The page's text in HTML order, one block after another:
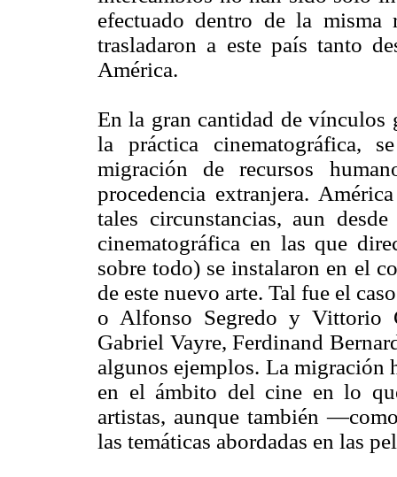
efectuado dentro de la misma
trasladaron a este país tanto
América.
En la gran cantidad de vínculos
la práctica cinematográfica,
migración de recursos
procedencia extranjera.
tales circunstancias, aun
cinematográfica en las que
sobre todo) se instalaron en el
de este nuevo arte. Tal fue el
o Alfonso Segredo y Vittorio
Gabriel Vayre, Ferdinand
algunos ejemplos. La migración
en el ámbito del cine en lo
artistas, aunque también
las temáticas abordadas en las